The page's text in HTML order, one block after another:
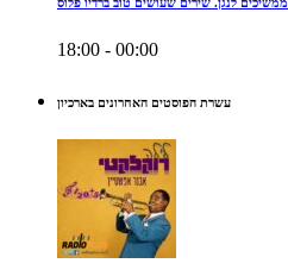
18:00 - 00:00
עשרת הפוסטים האחרונים בארכיון